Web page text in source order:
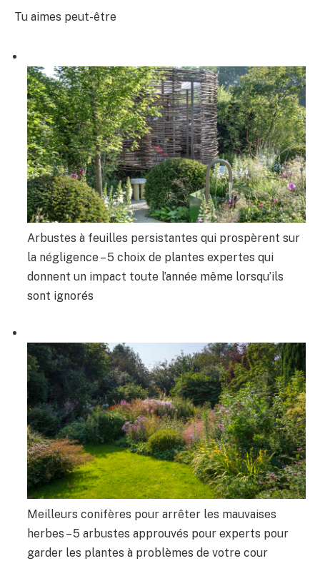
Tu aimes peut-être
Arbustes à feuilles persistantes qui prospèrent sur
la négligence – 5 choix de plantes expertes qui
donnent un impact toute l’année même lorsqu’ils
sont ignorés
Meilleurs conifères pour arrêter les mauvaises
herbes – 5 arbustes approuvés pour experts pour
garder les plantes à problèmes de votre cour